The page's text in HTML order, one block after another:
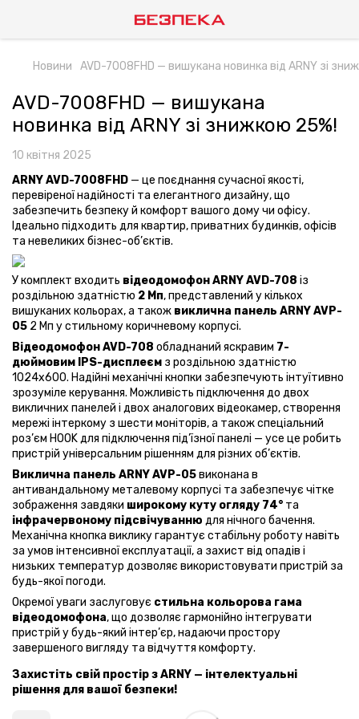
Новини AVD-7008FHD — вишукана новинка від ARNY зі
AVD-7008FHD — вишукана
новинка від ARNY зі знижкою 25%!
10 квітня 2025
ARNY AVD-7008FHD — це поєднання сучасної якості,
перевіреної надійності та елегантного дизайну, що
забезпечить безпеку й комфорт вашого дому чи офісу.
Ідеально підходить для квартир, приватних будинків, офісів
та невеликих бізнес-об’єктів.
У комплект входить відеодомофон ARNY AVD-708 із
роздільною здатністю 2 Мп, представлений у кількох
вишуканих кольорах, а також виклична панель ARNY AVP-
05 2 Мп у стильному коричневому корпусі.
Відеодомофон AVD-708 обладнаний яскравим 7-
дюймовим IPS-дисплеєм з роздільною здатністю
1024x600. Надійні механічні кнопки забезпечують інтуїтивно
зрозуміле керування. Можливість підключення до двох
викличних панелей і двох аналогових відеокамер, створення
мережі інтеркому з шести моніторів, а також спеціальний
роз’єм HOOK для підключення під’їзної панелі — усе це робить
пристрій універсальним рішенням для різних об’єктів.
Виклична панель ARNY AVP-05виконана в
антивандальному металевому корпусі та забезпечує чітке
зображення завдяки широкому куту огляду 74° та
інфрачервоному підсвічуванню для нічного бачення.
Механічна кнопка виклику гарантує стабільну роботу навіть
за умов інтенсивної експлуатації, а захист від опадів і
низьких температур дозволяє використовувати пристрій за
будь-якої погоди.
Окремої уваги заслуговує стильна кольорова гама
відеодомофона, що дозволяє гармонійно інтегрувати
пристрій у будь-який інтер’єр, надаючи простору
завершеного вигляду та відчуття комфорту.
Захистіть свій простір з ARNY — інтелектуальні
рішення для вашої безпеки!